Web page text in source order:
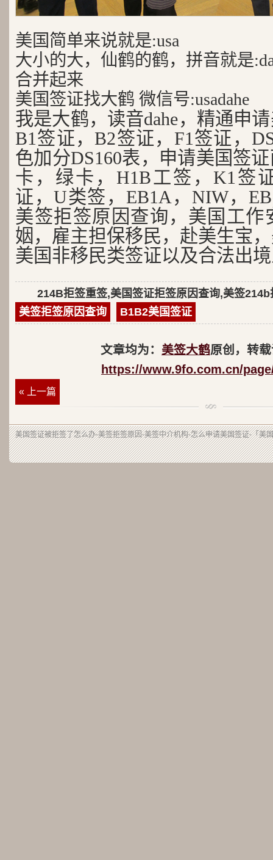
美国简单来说就是:usa
大小的大，仙鹤的鹤，拼音就是
合并起来
美国签证找大鹤 微信号:usadahe
我是大鹤，读音dahe，精通申
B1签证，B2签证，F1签证，
色加分DS160表，申请美国签
卡，绿卡，H1B工签，K1签
证，U类签，EB1A，NIW，
美签拒签原因查询，美国工作
姻，雇主担保移民，赴美生宝
美国非移民类签证以及合法出
214B拒签重签,美国签证拒签原因查询,美签214b
美签拒签原因查询
B1B2美国签证
文章均为： 美签大鹤原创，转
https://www.9fo.com.cn/
« 上一篇
美国签证被拒签了怎么办-美签拒签原因-美签中介机构-怎么申请美国签证-「美